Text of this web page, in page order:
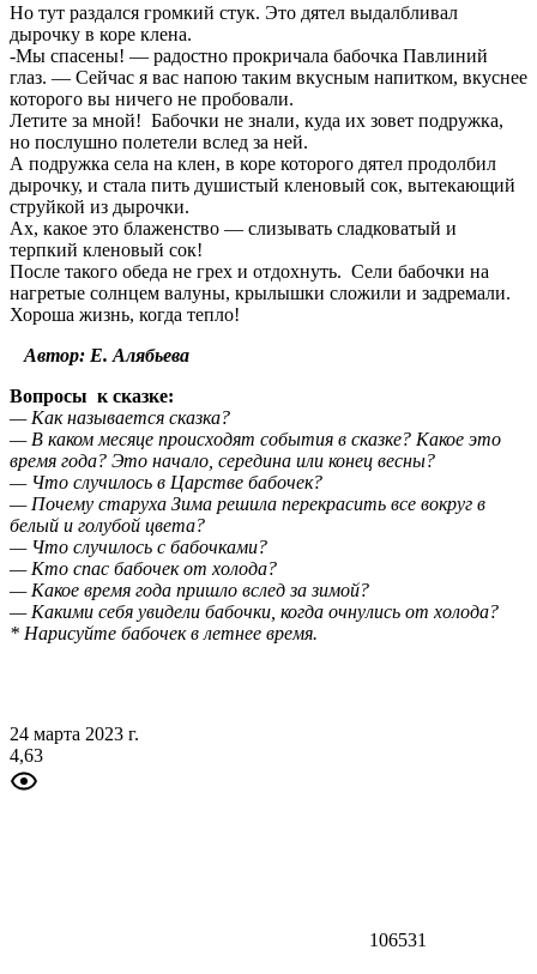
Но тут раздался громкий стук. Это дятел выдалбливал
дырочку в коре клена.
-Мы спасены! — радостно прокричала бабочка Павлиний
глаз. — Сейчас я вас напою таким вкусным напитком, вкуснее
которого вы ничего не пробовали.
Летите за мной! Бабочки не знали, куда их зовет подружка,
но послушно полетели вслед за ней.
А подружка села на клен, в коре которого дятел продолбил
дырочку, и стала пить душистый кленовый сок, вытекающий
струйкой из дырочки.
Ах, какое это блаженство — слизывать сладковатый и
терпкий кленовый сок!
После такого обеда не грех и отдохнуть. Сели бабочки на
нагретые солнцем валуны, крылышки сложили и задремали.
Хороша жизнь, когда тепло!
Автор: Е. Алябьева
Вопросы к сказке:
— Как называется сказка?
— В каком месяце происходят события в сказке? Какое это
время года? Это начало, середина или конец весны?
— Что случилось в Царстве бабочек?
— Почему старуха Зима решила перекрасить все вокруг в
белый и голубой цвета?
— Что случилось с бабочками?
— Кто спас бабочек от холода?
— Какое время года пришло вслед за зимой?
— Какими себя увидели бабочки, когда очнулись от холода?
* Нарисуйте бабочек в летнее время.
24 марта 2023 г.
4,63
106531